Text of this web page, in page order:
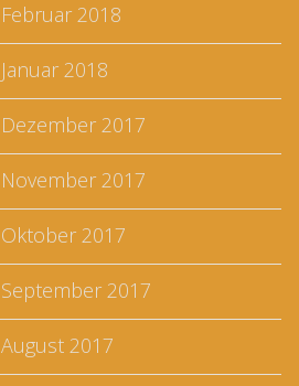
Februar 2018
Januar 2018
Dezember 2017
November 2017
Oktober 2017
September 2017
August 2017